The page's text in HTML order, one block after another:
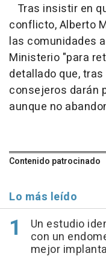
Tras insistir en
conflicto, Alberto
las comunidades
Ministerio "para
detallado que,
consejeros darán
aunque no
Contenido patrocinado
Lo más leído
Un estudio
con un
mejor